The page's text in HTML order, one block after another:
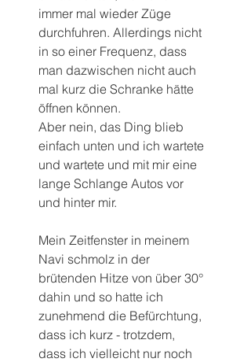
immer mal wieder Züge
durchfuhren. Allerdings nicht
in so einer Frequenz, dass
man dazwischen nicht auch
mal kurz die Schranke hätte
öffnen können.
Aber nein, das Ding blieb
einfach unten und ich wartete
und wartete und mit mir eine
lange Schlange Autos vor
und hinter mir.
Mein Zeitfenster in meinem
Navi schmolz in der
brütenden Hitze von über 30°
dahin und so hatte ich
zunehmend die Befürchtung,
dass ich kurz - trotzdem,
dass ich vielleicht nur noch